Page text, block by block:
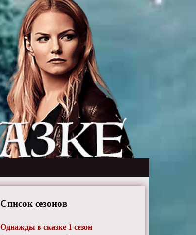
Список сезонов
Однажды в сказке 1 сезон